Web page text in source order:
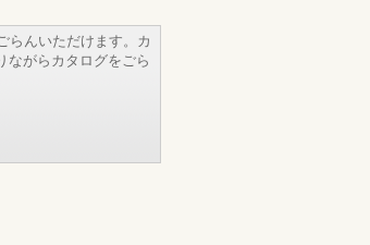
らんいただけます。カ
ながらカタログをごら